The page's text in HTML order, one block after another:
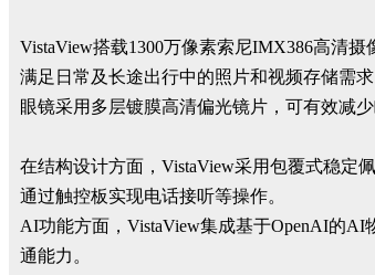
VistaView搭载1300万像素索尼IMX386高清
满足日常及长途出行中的照片和视频存储需求
眼镜采用多层镀膜高清偏光镜片，可有效减
在结构设计方面，VistaView采用包覆式稳定
通过触控板实现电话接听等操作。
AI功能方面，VistaView集成基于OpenAI的
通能力。